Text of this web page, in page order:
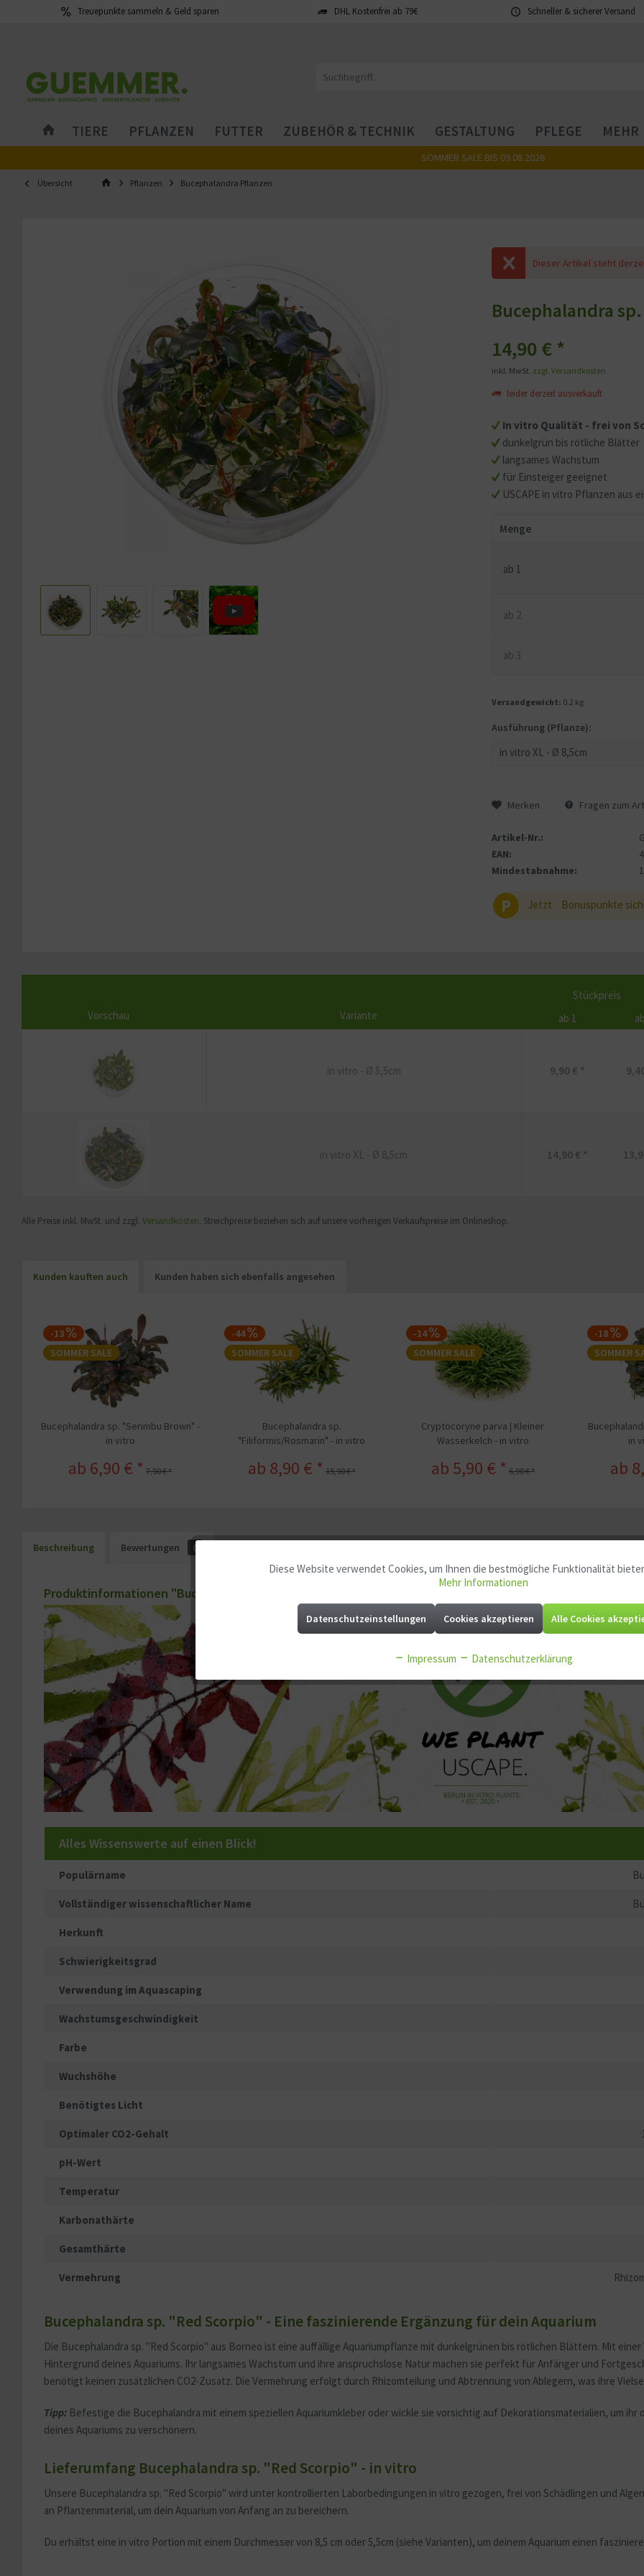
Treuepunkte sammeln & Geld sparen DHL Kostenfrei ab 79€ Schneller & sicherer Versand
TIERE PFLANZEN FUTTER ZUBEHÖR & TECHNIK GESTALTUNG PFLEGE MEHR
SOMMER SALE BIS 09.08.2026
Übersicht Pflanzen Bucephalandra Pflanzen
Dieser Artikel steht
Bucephalandra
In vitro Qualität - frei von
dunkelgrün bis rötliche Blätter
langsames Wachstum
für Einsteiger geeignet
USCAPE in vitro Pflanzen aus
14,90 €*
inkl. MwSt. zzgl. Versandkosten
leider derzeit ausverkauft
Menge
ab 1
ab 2
ab 3
Versandgewicht: 0.2 kg
Ausführung (Pflanze):
Merken Fragen zum
Artikel-Nr.:
EAN:
Mindestabnahme:
1
P Jetzt Bonuspunkte
Vorschau Variante
Stückpreis
ab 1
in vitro - Ø 5,5cm 9,90 € *
in vitro XL - Ø 8,5cm 14,90 € *
Alle Preise inkl. MwSt. und zzgl. Versandkosten. Streichpreise beziehen sich auf unsere vorherigen Verkaufspreise im Onlineshop.
Kunden kauften auch Kunden haben sich ebenfalls angesehen
-13
SOMMER SALE
Bucephalandra sp. "Serimbu Brown" -
in vitro
ab 6,90 € * 7,90 € *
-44
SOMMER SALE
Bucephalandra sp.
"Filiformis/Rosmarin" - in vitro
ab 8,90 € * 15,90 € *
-14
SOMMER SALE
Cryptocoryne parva | Kleiner
Wasserkelch - in vitro
ab 5,90 € * 6,90 € *
-18
SOMMER
in
ab
Beschreibung Bewertungen 0
Produktinformationen "Bucephalandra sp. "Red Scorpio" - in vitro"
Populärname
Vollständiger wissenschaftlicher Name
Herkunft
Schwierigkeitsgrad
Verwendung im Aquascaping
Wachstumsgeschwindigkeit
Farbe
Wuchshöhe
Benötigtes Licht
Optimaler CO2-Gehalt
pH-Wert
Temperatur
Karbonathärte
Gesamthärte
Vermehrung
Alles Wissenswerte auf einen Blick!
Bucephalandra sp. "Red Scorpio" - Eine faszinierende Ergänzung für dein Aquarium
Die Bucephalandra sp. "Red Scorpio" aus Borneo ist eine auffällige Aquariumpflanze mit dunkelgrünen bis rötlichen Blättern. Mit
Hintergrund deines Aquariums. Ihr langsames Wachstum und ihre anspruchslose Natur machen sie perfekt für Anfänger und
benötigt keinen zusätzlichen CO2-Zusatz. Die Vermehrung erfolgt durch Rhizomteilung und Abtrennung von Ablegern, was ihre
Tipp: Befestige die Bucephalandra mit einem speziellen Aquariumkleber oder wickle sie vorsichtig auf Dekorationsmaterialien, um
deines Aquariums zu verschönern.
Lieferumfang Bucephalandra sp. "Red Scorpio" - in vitro
Unsere Bucephalandra sp. "Red Scorpio" wird unter kontrollierten Laborbedingungen in vitro gezogen, frei von Schädlingen und
an Pflanzenmaterial, um dein Aquarium von Anfang an zu bereichern.
Du erhältst eine in vitro Portion mit einem Durchmesser von 8,5 cm oder 5,5cm (siehe Varianten), um deinem Aquarium einen
Funktionale
Service
Sonstige
Diese Website verwendet Cookies, um Ihnen die bestmögliche Funktionalität
Mehr Informationen
Datenschutzeinstellungen Cookies akzeptieren Alle Cookies
Impressum Datenschutzerklärung